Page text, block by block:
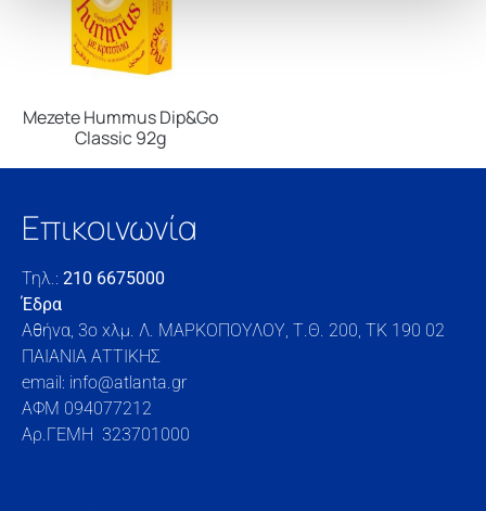
Mezete Hummus Dip&Go
Classic 92g
Επικοινωνία
Τηλ.: 210 6675000
Έδρα
Αθήνα, 3o xλμ. Λ. ΜΑΡΚΟΠΟΥΛΟΥ, Τ.Θ. 200, TK 190 02
ΠΑΙΑΝΙΑ ΑΤΤΙΚΗΣ
email: info@atlanta.gr
ΑΦΜ 094077212
Αρ.ΓΕΜΗ 323701000